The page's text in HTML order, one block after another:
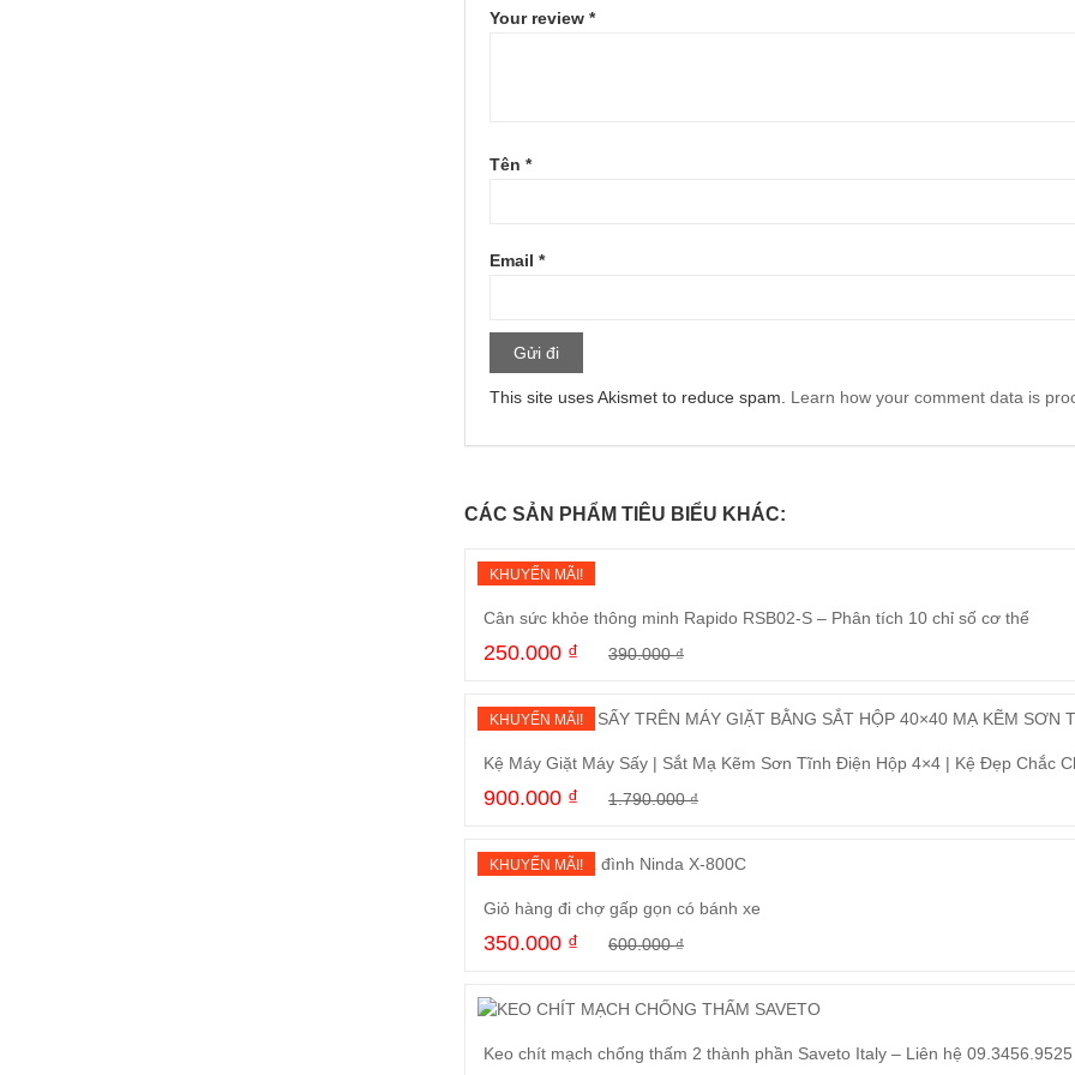
Your review *
Tên *
Email *
This site uses Akismet to reduce spam. Learn how your comment data is
CÁC SẢN PHẨM TIÊU BIỂU KHÁC:
KHUYẾN MÃI!
Cân sức khỏe thông minh Rapido RSB02-S – Phân tích 10 chỉ số cơ thể
390.000₫
250.000 ₫
KHUYẾN MÃI!
Kệ Máy Giặt Máy Sấy | Sắt Mạ Kẽm Sơn Tĩnh Điện Hộp 4×4 | Kệ Đẹp Chắc
1.790.000₫
900.000 ₫
KHUYẾN MÃI!
Giỏ hàng đi chợ gấp gọn có bánh xe
600.000₫
350.000 ₫
Keo chít mạch chống thấm 2 thành phần Saveto Italy – Liên hệ